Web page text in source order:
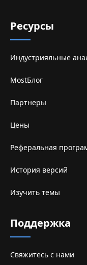
Ресурсы
Индустрияльные
MostБлог
Партнеры
Цены
Реферальная
История версий
Изучить темы
Поддержка
Свяжитесь с нами